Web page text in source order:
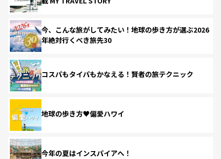
今、こんな旅がしてみたい！地球の歩き方が選ぶ2026
年絶対行くべき旅先30
コスパもタイパもかなえる！賢者の旅テクニック
地球の歩き方♥偏愛ハワイ
今年の夏はインスパイアへ！